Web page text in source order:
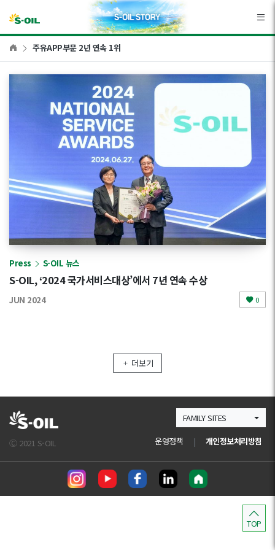
주유APP부문 2년 연속 1위
Press S-OIL 뉴스
S-OIL, ‘2024 국가서비스대상’에서 7년 연속 수상
JUN 2024 0
더보기
FAMILY SITES
Ⓒ 2021 S-OIL 운영정책 | 개인정보처리방침
TOP